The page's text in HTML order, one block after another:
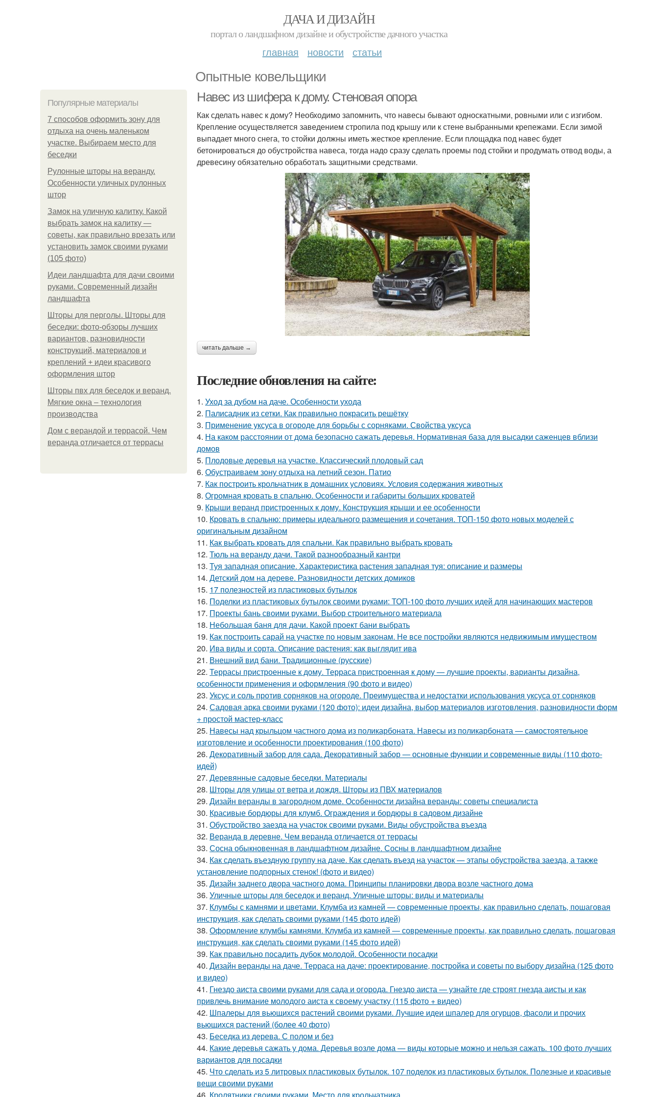
ДАЧА И ДИЗАЙН
портал о ландшафном дизайне и обустройстве дачного участка
главная новости статьи
Опытные ковельщики
Популярные материалы
7 способов оформить зону для
отдыха на очень маленьком
участке. Выбираем место для
беседки
Рулонные шторы на веранду.
Особенности уличных рулонных
штор
Замок на уличную калитку. Какой
выбрать замок на калитку —
советы, как правильно врезать или
установить замок своими руками
(105 фото)
Идеи ландшафта для дачи своими
руками. Современный дизайн
ландшафта
Шторы для перголы. Шторы для
беседки: фото-обзоры лучших
вариантов, разновидности
конструкций, материалов и
креплений + идеи красивого
оформления штор
Шторы пвх для беседок и веранд.
Мягкие окна – технология
производства
Дом с верандой и террасой. Чем
веранда отличается от террасы
Навес из шифера к дому. Стеновая опора
Как сделать навес к дому? Необходимо запомнить, что навесы бывают односкатными, ровными или с изгибом.
Крепление осуществляется заведением стропила под крышу или к стене выбранными крепежами. Если зимой
выпадает много снега, то стойки должны иметь жесткое крепление. Если площадка под навес будет
бетонироваться до обустройства навеса, тогда надо сразу сделать проемы под стойки и продумать отвод воды, а
древесину обязательно обработать защитными средствами.
читать дальше →
Последние обновления на сайте:
1. Уход за дубом на даче. Особенности ухода
2. Палисадник из сетки. Как правильно покрасить решётку
3. Применение уксуса в огороде для борьбы с сорняками. Свойства уксуса
4. На каком расстоянии от дома безопасно сажать деревья. Нормативная база для высадки саженцев вблизи
домов
5. Плодовые деревья на участке. Классический плодовый сад
6. Обустраиваем зону отдыха на летний сезон. Патио
7. Как построить крольчатник в домашних условиях. Условия содержания животных
8. Огромная кровать в спальню. Особенности и габариты больших кроватей
9. Крыши веранд пристроенных к дому. Конструкция крыши и ее особенности
10. Кровать в спальню: примеры идеального размещения и сочетания. ТОП-150 фото новых моделей с
оригинальным дизайном
11. Как выбрать кровать для спальни. Как правильно выбрать кровать
12. Тюль на веранду дачи. Такой разнообразный кантри
13. Туя западная описание. Характеристика растения западная туя: описание и размеры
14. Детский дом на дереве. Разновидности детских домиков
15. 17 полезностей из пластиковых бутылок
16. Поделки из пластиковых бутылок своими руками: ТОП-100 фото лучших идей для начинающих мастеров
17. Проекты бань своими руками. Выбор строительного материала
18. Небольшая баня для дачи. Какой проект бани выбрать
19. Как построить сарай на участке по новым законам. Не все постройки являются недвижимым имуществом
20. Ива виды и сорта. Описание растения: как выглядит ива
21. Внешний вид бани. Традиционные (русские)
22. Террасы пристроенные к дому. Терраса пристроенная к дому — лучшие проекты, варианты дизайна,
особенности применения и оформления (90 фото и видео)
23. Уксус и соль против сорняков на огороде. Преимущества и недостатки использования уксуса от сорняков
24. Садовая арка своими руками (120 фото): идеи дизайна, выбор материалов изготовления, разновидности форм
+ простой мастер-класс
25. Навесы над крыльцом частного дома из поликарбоната. Навесы из поликарбоната — самостоятельное
изготовление и особенности проектирования (100 фото)
26. Декоративный забор для сада. Декоративный забор — основные функции и современные виды (110 фото-
идей)
27. Деревянные садовые беседки. Материалы
28. Шторы для улицы от ветра и дождя. Шторы из ПВХ материалов
29. Дизайн веранды в загородном доме. Особенности дизайна веранды: советы специалиста
30. Красивые бордюры для клумб. Ограждения и бордюры в садовом дизайне
31. Обустройство заезда на участок своими руками. Виды обустройства въезда
32. Веранда в деревне. Чем веранда отличается от террасы
33. Сосна обыкновенная в ландшафтном дизайне. Сосны в ландшафтном дизайне
34. Как сделать въездную группу на даче. Как сделать въезд на участок — этапы обустройства заезда, а также
установление подпорных стенок! (фото и видео)
35. Дизайн заднего двора частного дома. Принципы планировки двора возле частного дома
36. Уличные шторы для беседок и веранд. Уличные шторы: виды и материалы
37. Клумбы с камнями и цветами. Клумба из камней — современные проекты, как правильно сделать, пошаговая
инструкция, как сделать своими руками (145 фото идей)
38. Оформление клумбы камнями. Клумба из камней — современные проекты, как правильно сделать, пошаговая
инструкция, как сделать своими руками (145 фото идей)
39. Как правильно посадить дубок молодой. Особенности посадки
40. Дизайн веранды на даче. Терраса на даче: проектирование, постройка и советы по выбору дизайна (125 фото
и видео)
41. Гнездо аиста своими руками для сада и огорода. Гнездо аиста — узнайте где строят гнезда аисты и как
привлечь внимание молодого аиста к своему участку (115 фото + видео)
42. Шпалеры для вьющихся растений своими руками. Лучшие идеи шпалер для огурцов, фасоли и прочих
вьющихся растений (более 40 фото)
43. Беседка из дерева. С полом и без
44. Какие деревья сажать у дома. Деревья возле дома — виды которые можно и нельзя сажать. 100 фото лучших
вариантов для посадки
45. Что сделать из 5 литровых пластиковых бутылок. 107 поделок из пластиковых бутылок. Полезные и красивые
вещи своими руками